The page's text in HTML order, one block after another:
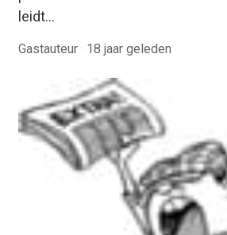
leidt…
Gastauteur · 18 jaar geleden